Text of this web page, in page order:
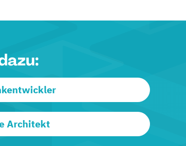
Architekt